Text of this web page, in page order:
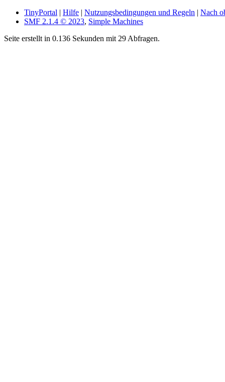
TinyPortal | Hilfe | Nutzungsbedingungen und Regeln | Nach
SMF 2.1.4 © 2023, Simple Machines
Seite erstellt in 0.136 Sekunden mit 29 Abfragen.